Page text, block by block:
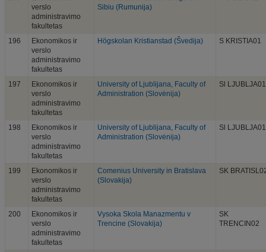
verslo
administravimo
fakultetas
Sibiu (Rumunija)
196
Ekonomikos ir
verslo
administravimo
fakultetas
Högskolan Kristianstad (Švedija) S KRISTIA01
197
Ekonomikos ir
verslo
administravimo
fakultetas
University of Ljublijana, Faculty of
Administration (Slovėnija)
Sl LJUBLJA01
198
Ekonomikos ir
verslo
administravimo
fakultetas
University of Ljublijana, Faculty of
Administration (Slovėnija)
Sl LJUBLJA01
199
Ekonomikos ir
verslo
administravimo
fakultetas
Comenius University in Bratislava
(Slovakija)
SK
200
Ekonomikos ir
verslo
administravimo
fakultetas
Vysoka Skola Manazmentu v
Trencine (Slovakija)
SK
TRENCIN02